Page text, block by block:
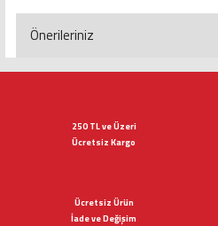
Önerileriniz
Ürün bilgilerinde hatalar bulunuyor.
250 TL ve Üzeri
Ücretsiz Kargo
Ücretsiz Ürün
İade ve Değişim